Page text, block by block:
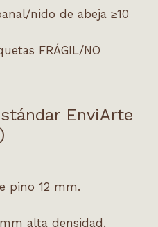
nido de abeja ≥10
FRÁGIL/NO
EnviArte
pino 12 mm.
alta densidad.